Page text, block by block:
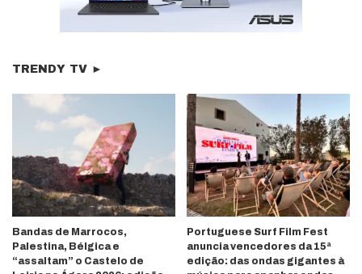
TRENDY TV ►
Bandas de Marrocos,
Palestina, Bélgica e
“assaltam” o Castelo de
Portuguese Surf Film Fest
anuncia vencedores da 15ª
edição: das ondas gigantes à